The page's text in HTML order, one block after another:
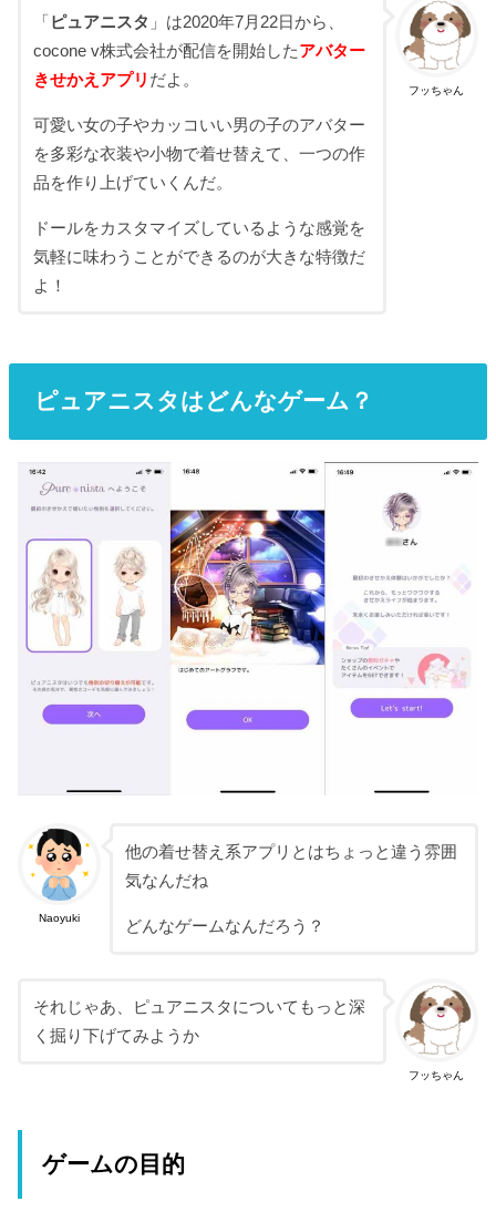
フッちゃん
「 ピュアニスタ 」は2020年7月22日から、
cocone v株式会社が配信を開始したアバター
きせかえアプリ だよ。
可愛い女の子やカッコいい男の子のアバター
を多彩な衣装や小物で着せ替えて、一つの作
品を作り上げていくんだ。
ドールをカスタマイズしているような感覚を
気軽に味わうことができるのが大きな特徴だ
よ！
ピュアニスタはどんなゲーム？
Naoyuki
他の着せ替え系アプリとはちょっと違う雰囲
気なんだね
どんなゲームなんだろう？
フッちゃん
それじゃあ、ピュアニスタについてもっと深
く掘り下げてみようか
ゲームの目的